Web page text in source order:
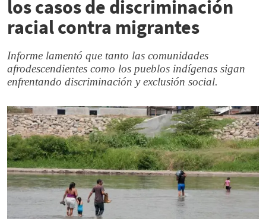
los casos de discriminación
racial contra migrantes
Informe lamentó que tanto las comunidades
afrodescendientes como los pueblos indígenas sigan
enfrentando discriminación y exclusión social.